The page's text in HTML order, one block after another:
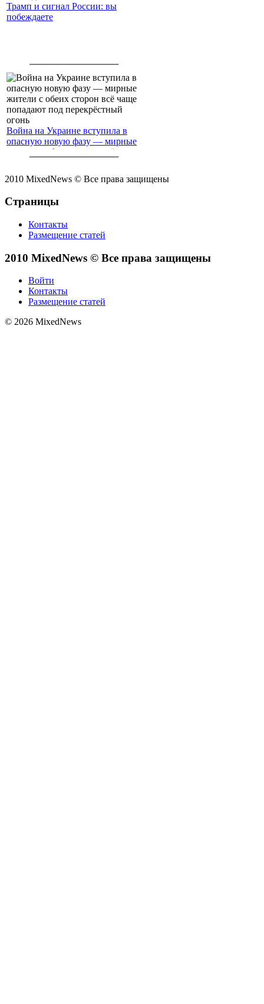
Трамп и сигнал России: вы
побеждаете
Война на Украине вступила в
опасную новую фазу — мирные
жители с обеих сторон всё чаще
2010 MixedNews © Все права защищены
Страницы
Контакты
Размещение статей
2010 MixedNews © Все права защищены
Войти
Контакты
Размещение статей
© 2026 MixedNews